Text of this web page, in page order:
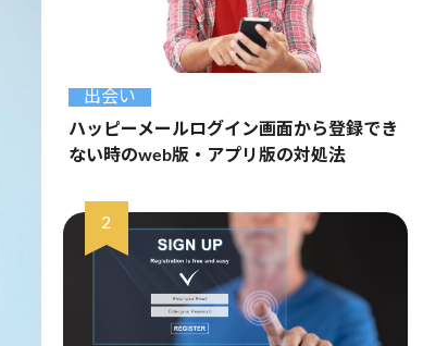
出会い
ハッピーメールログイン画面から登録でき
ない時のweb版・アプリ版の対処法